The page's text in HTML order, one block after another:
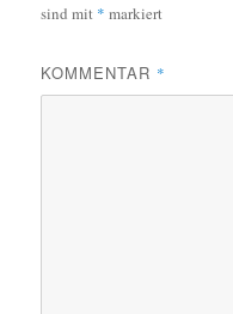
sind mit * markiert
KOMMENTAR *